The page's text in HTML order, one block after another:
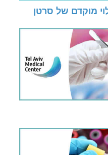
מוקדם של סרטן